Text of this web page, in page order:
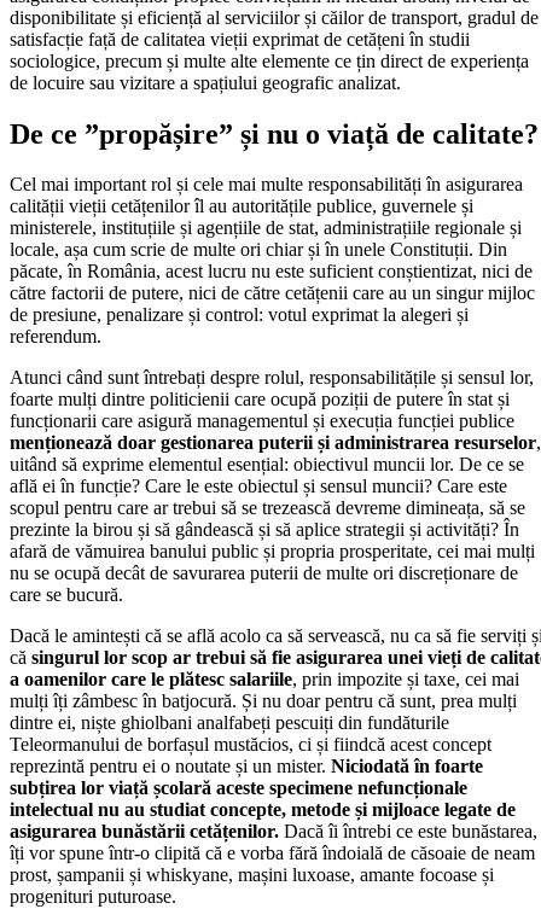
disponibilitate și eficiență al serviciilor și căilor de transport, gradul de
satisfacție față de calitatea vieții exprimat de cetățeni în studii
sociologice, precum și multe alte elemente ce țin direct de experiența
de locuire sau vizitare a spațiului geografic analizat.
De ce ”propășire” și nu o viață de calitate?
Cel mai important rol și cele mai multe responsabilități în asigurarea
calității vieții cetățenilor îl au autoritățile publice, guvernele și
ministerele, instituțiile și agențiile de stat, administrațiile regionale și
locale, așa cum scrie de multe ori chiar și în unele Constituții. Din
păcate, în România, acest lucru nu este suficient conștientizat, nici de
către factorii de putere, nici de către cetățenii care au un singur mijloc
de presiune, penalizare și control: votul exprimat la alegeri și
referendum.
Atunci când sunt întrebați despre rolul, responsabilitățile și sensul lor,
foarte mulți dintre politicienii care ocupă poziții de putere în stat și
funcționarii care asigură managementul și execuția funcției publice
menționează doar gestionarea puterii și administrarea resurselor,
uitând să exprime elementul esențial: obiectivul muncii lor. De ce se
află ei în funcție? Care le este obiectul și sensul muncii? Care este
scopul pentru care ar trebui să se trezească devreme dimineața, să se
prezinte la birou și să gândească și să aplice strategii și activități? În
afară de vămuirea banului public și propria prosperitate, cei mai mulți
nu se ocupă decât de savurarea puterii de multe ori discreționare de
care se bucură.
Dacă le amintești că se află acolo ca să servească, nu ca să fie serviți
că singurul lor scop ar trebui să fie asigurarea unei vieți de
a oamenilor care le plătesc salariile, prin impozite și taxe, cei mai
mulți îți zâmbesc în batjocură. Și nu doar pentru că sunt, prea mulți
dintre ei, niște ghiolbani analfabeți pescuiți din fundăturile
Teleormanului de borfașul mustăcios, ci și fiindcă acest concept
reprezintă pentru ei o noutate și un mister. Niciodată în foarte
subțirea lor viață școlară aceste specimene nefuncționale
intelectual nu au studiat concepte, metode și mijloace legate de
asigurarea bunăstării cetățenilor. Dacă îi întrebi ce este bunăstarea,
îți vor spune într-o clipită că e vorba fără îndoială de căsoaie de neam
prost, șampanii și whiskyane, mașini luxoase, amante focoase și
progenituri puturoase.